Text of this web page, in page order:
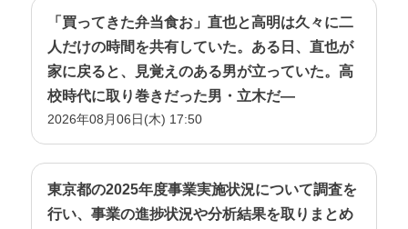
「買ってきた弁当食お」直也と高明は久々に二
人だけの時間を共有していた。ある日、直也が
家に戻ると、見覚えのある男が立っていた。高
校時代に取り巻きだった男・立木だ―
2026年08月06日(木) 17:50
東京都の2025年度事業実施状況について調査を
行い、事業の進捗状況や分析結果を取りまとめ